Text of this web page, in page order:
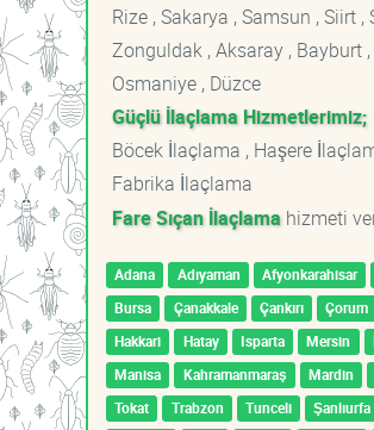
Rize , Sakarya , Samsun , Siirt
Zonguldak , Aksaray , Bayburt ,
Osmaniye , Düzce
Güçlü İlaçlama Hizmetlerimiz;
Böcek İlaçlama , Haşere
Fabrika İlaçlama
Fare Sıçan İlaçlama hizmeti
Adana Adıyaman Afyonkarahisar
Bursa
Çanakkale Çankırı Çorum
Hakkari
Hatay Isparta Mersin
Manisa
Kahramanmaraş Mardin
Tokat
Trabzon Tunceli Şanlıurfa